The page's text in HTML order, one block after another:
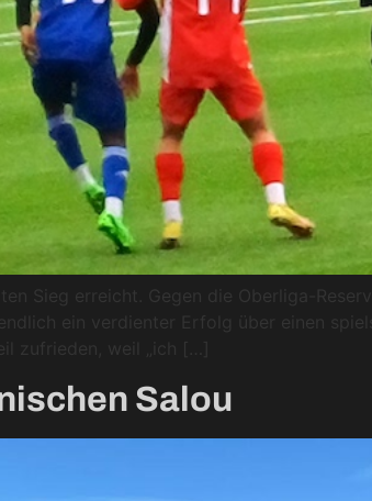
Sieg erreicht. Gegen die Oberliga-
ein verdienter Erfolg über einen
zufrieden, weil „ich […]
Salou